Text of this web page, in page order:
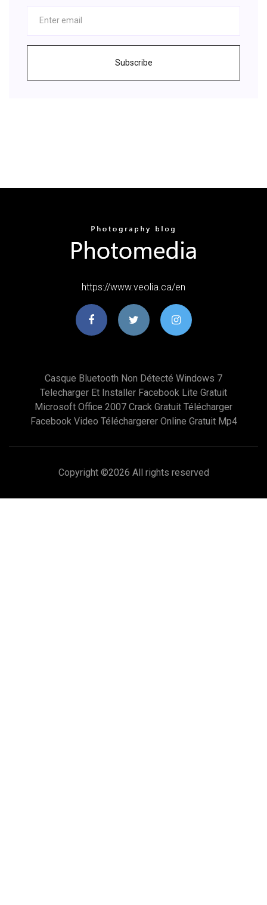
Subscribe
https://www.veolia.ca/en
Casque Bluetooth Non Détecté Windows 7
Telecharger Et Installer Facebook Lite Gratuit
Microsoft Office 2007 Crack Gratuit Télécharger
Facebook Video Téléchargerer Online Gratuit Mp4
Copyright ©2026 All rights reserved